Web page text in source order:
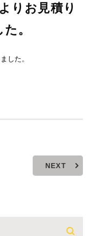
りお見積り
。
した。
NEXT